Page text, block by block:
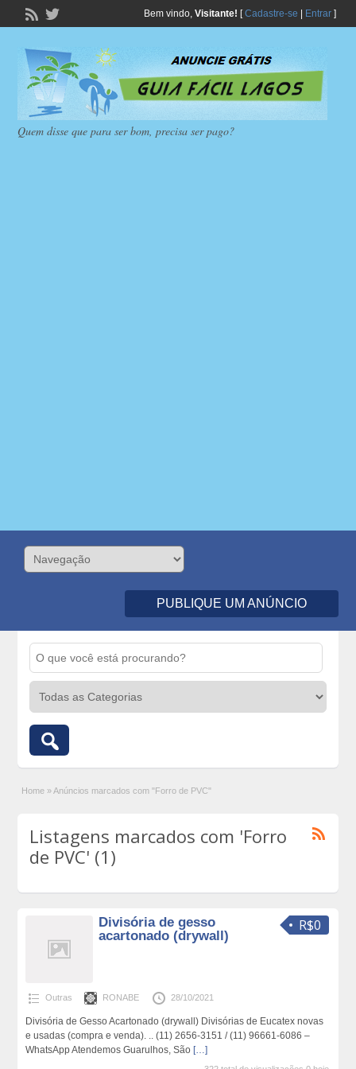
Bem vindo, Visitante! [Cadastre-se Entrar]
Quem disse que para ser bom, precisa ser pago?
PUBLIQUE UM ANÚNCIO
Home » Anúncios marcados com "Forro de PVC"
Listagens marcados com 'Forro
de PVC' (1)
R$0
Divisória de gesso
acartonado (drywall)
Outras RONABE 28/10/2021
Divisória de Gesso Acartonado (drywall) Divisórias de Eucatex novas
e usadas (compra e venda). .. (11) 2656-3151 / (11) 96661-6086 –
WhatsApp Atendemos Guarulhos, São […]